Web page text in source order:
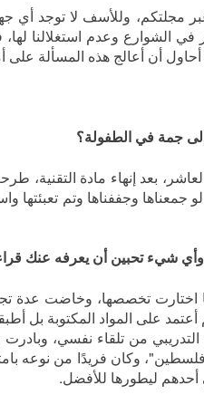
وللأسف لا توجد أي جهة
في الشوارع وعدم استغلالنا
أن أعالج هذه المسألة
جمة في الطفولة؟
بعد إنهاء مادة التقنية،
وجففناها وتم تعبئتها
شيء تحبين أن يعرفه عنك
اختارت تخصصها، وخاضت عدة
على المواد المكتوبة بل
التدريبي من تلقاء نفسي،
وكان فريدًا من نوعه
ليطورها للأفضل.